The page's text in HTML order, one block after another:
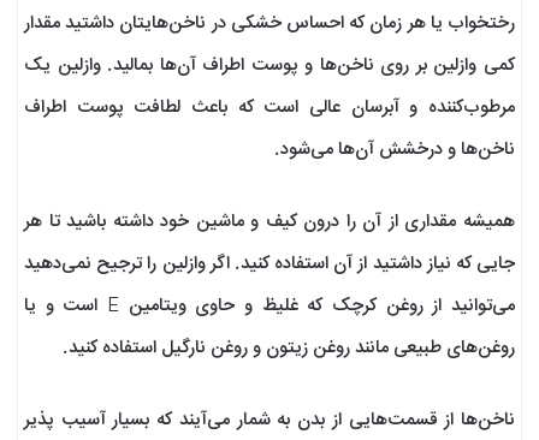
رختخواب یا هر زمان که احساس خشکی در ناخن‌هایتان داشتید مقدار
کمی وازلین بر روی ناخن‌ها و پوست اطراف آن‌‌ها بمالید. وازلین یک
مرطوب‌کننده و آبرسان عالی است که باعث لطافت پوست اطراف
ناخن‌ها و درخشش آن‌ها می‌شود.
همیشه مقداری از آن را درون کیف و ماشین خود داشته باشید تا هر
جایی که نیاز داشتید از آن استفاده کنید. اگر وازلین را ترجیح نمی‌دهید
می‌توانید از روغن کرچک که غلیظ و حاوی ویتامین E است و یا
روغن‌های طبیعی مانند روغن زیتون و روغن نارگیل استفاده کنید.
ناخن‌ها از قسمت‌هایی از بدن به شمار می‌آیند که بسیار آسیب پذیر